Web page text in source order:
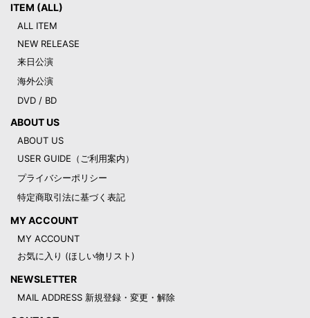
ITEM (ALL)
ALL ITEM
NEW RELEASE
来日公演
海外公演
DVD / BD
ABOUT US
ABOUT US
USER GUIDE（ご利用案内）
プライバシーポリシー
特定商取引法に基づく表記
MY ACCOUNT
MY ACCOUNT
お気に入り (ほしい物リスト)
NEWSLETTER
MAIL ADDRESS 新規登録・変更・解除